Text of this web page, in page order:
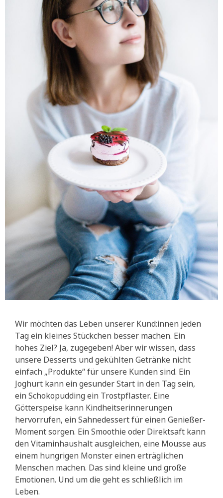
Wir möchten das Leben unserer Kund:innen jeden
Tag ein kleines Stückchen besser machen. Ein
hohes Ziel? Ja, zugegeben! Aber wir wissen, dass
unsere Desserts und gekühlten Getränke nicht
einfach „Produkte“ für unsere Kunden sind. Ein
Joghurt kann ein gesunder Start in den Tag sein,
ein Schokopudding ein Trostpflaster. Eine
Götterspeise kann Kindheitserinnerungen
hervorrufen, ein Sahnedessert für einen Genießer-
Moment sorgen. Ein Smoothie oder Direktsaft kann
den Vitaminhaushalt ausgleichen, eine Mousse aus
einem hungrigen Monster einen erträglichen
Menschen machen. Das sind kleine und große
Emotionen. Und um die geht es schließlich im
Leben.